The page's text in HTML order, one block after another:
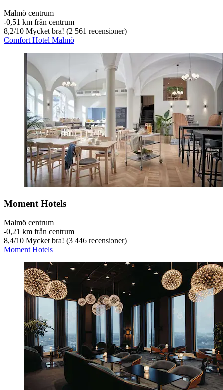
Malmö centrum
‐0,51 km från centrum
8,2/10 Mycket bra! (2 561 recensioner)
Comfort Hotel Malmö
Moment Hotels
Malmö centrum
‐0,21 km från centrum
8,4/10 Mycket bra! (3 446 recensioner)
Moment Hotels